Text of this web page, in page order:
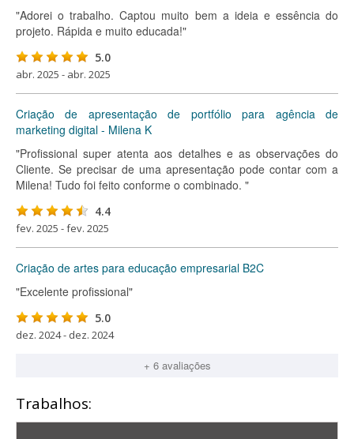
"Adorei o trabalho. Captou muito bem a ideia e essência do
projeto. Rápida e muito educada!"
5.0
abr. 2025 - abr. 2025
Criação de apresentação de portfólio para agência de
marketing digital - Milena K
"Profissional super atenta aos detalhes e as observações do
Cliente. Se precisar de uma apresentação pode contar com a
Milena! Tudo foi feito conforme o combinado. "
4.4
fev. 2025 - fev. 2025
Criação de artes para educação empresarial B2C
"Excelente profissional"
5.0
dez. 2024 - dez. 2024
+ 6 avaliações
Trabalhos: